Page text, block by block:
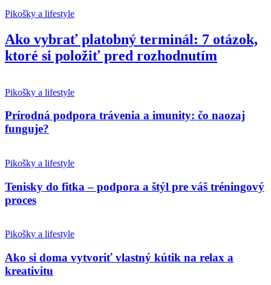
Pikošky a lifestyle
Ako vybrať platobný terminál: 7 otázok,
ktoré si položiť pred rozhodnutím
Pikošky a lifestyle
Prírodná podpora trávenia a imunity: čo naozaj
funguje?
Pikošky a lifestyle
Tenisky do fitka – podpora a štýl pre váš tréningový
proces
Pikošky a lifestyle
Ako si doma vytvoriť vlastný kútik na relax a
kreativitu